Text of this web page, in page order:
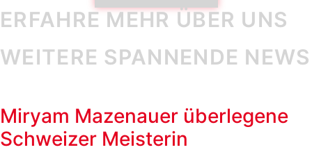
ERFAHRE MEHR ÜBER UNS
WEITERE SPANNENDE NEWS
Miryam Mazenauer überlegene
Schweizer Meisterin